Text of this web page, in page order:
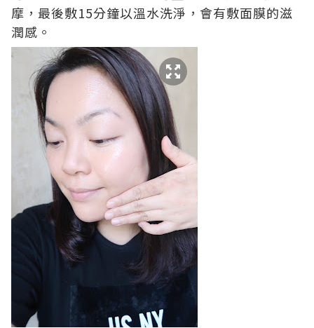
摩，最後敷15分鐘以溫水洗淨，會有敷面膜的滋
潤感。